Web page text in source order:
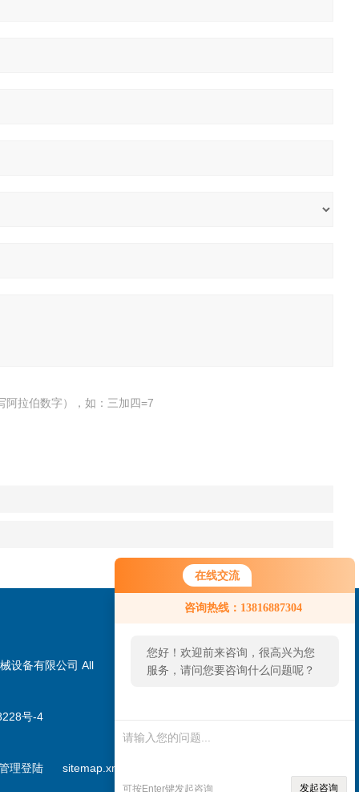
在线交流
咨询热线：13816887304
您好！欢迎前来咨询，很高兴为您
服务，请问您要咨询什么问题呢？
可按Enter键发起咨询 发起咨询
阿拉伯数字），如：三加四=7
设备有限公司 All
号-4
理登陆 sitemap.xml